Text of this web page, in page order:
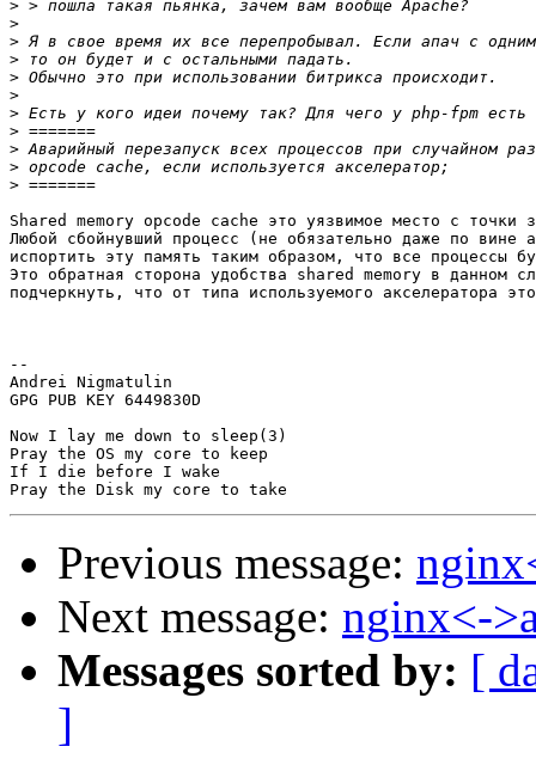
>
>
>
>
>
>
>
>
>
>
>
Shared memory opcode cache это уязвимое место с точки
Любой сбойнувший процесс (не обязательно даже по вине
испортить эту память таким образом, что все процессы
Это обратная сторона удобства shared memory в данном
подчеркнуть, что от типа используемого акселератора
--
Andrei Nigmatulin
GPG PUB KEY 6449830D
Now I lay me down to sleep(3)
Pray the OS my core to keep
If I die before I wake
Previous message:
Next message: nginx<-
Messages sorted by: [
]